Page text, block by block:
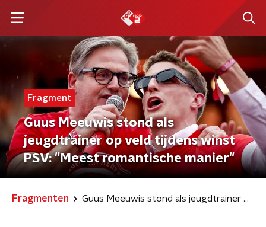
Fragment
Guus Meeuwis stond als
jeugdtrainer op veld tijdens winst
PSV: "Meest romantische manier"
Fragmenten Guus Meeuwis stond als jeugdtrainer op veld tijdens winst PSV: "Meest romantische manier"